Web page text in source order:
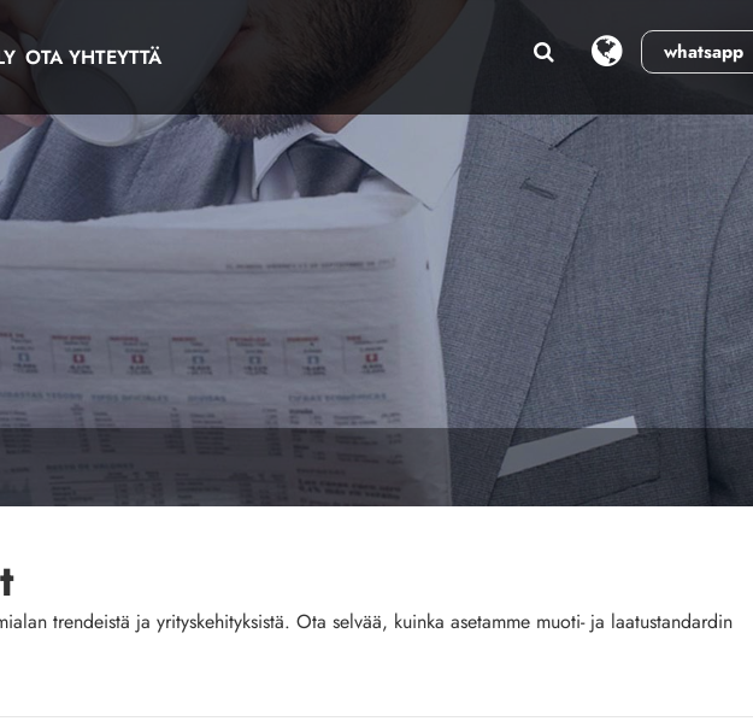
whatsapp
OTA YHTEYTTÄ
trendeistä ja yrityskehityksistä. Ota selvää, kuinka asetamme muoti- ja laatustandardin